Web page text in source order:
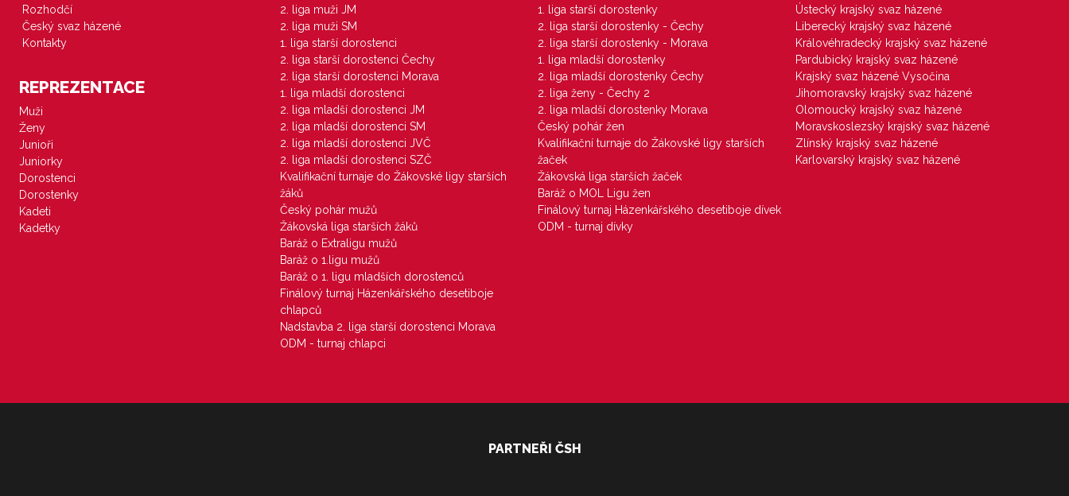
Rozhodčí
Český svaz házené
Kontakty
REPREZENTACE
Muži
Ženy
Junioři
Juniorky
Dorostenci
Dorostenky
Kadeti
Kadetky
2. liga muži JM
2. liga muži SM
1. liga starší dorostenci
2. liga starší dorostenci Čechy
2. liga starší dorostenci Morava
1. liga mladší dorostenci
2. liga mladší dorostenci JM
2. liga mladší dorostenci SM
2. liga mladší dorostenci JVČ
2. liga mladší dorostenci SZČ
Kvalifikační turnaje do Žákovské ligy starších
žáků
Český pohár mužů
Žákovská liga starších žáků
Baráž o Extraligu mužů
Baráž o 1.ligu mužů
Baráž o 1. ligu mladších dorostenců
Finálový turnaj Házenkářského desetiboje
chlapců
Nadstavba 2. liga starší dorostenci Morava
ODM - turnaj chlapci
1. liga starší dorostenky
2. liga starší dorostenky - Čechy
2. liga starší dorostenky - Morava
1. liga mladší dorostenky
2. liga mladší dorostenky Čechy
2. liga ženy - Čechy 2
2. liga mladší dorostenky Morava
Český pohár žen
Kvalifikační turnaje do Žákovské ligy starších
žaček
Žákovská liga starších žaček
Baráž o MOL Ligu žen
Finálový turnaj Házenkářského desetiboje dívek
ODM - turnaj dívky
Ústecký krajský svaz házené
Liberecký krajský svaz házené
Královéhradecký krajský svaz házené
Pardubický krajský svaz házené
Krajský svaz házené Vysočina
Jihomoravský krajský svaz házené
Olomoucký krajský svaz házené
Moravskoslezský krajský svaz házené
Zlínský krajský svaz házené
Karlovarský krajský svaz házené
PARTNEŘI ČSH